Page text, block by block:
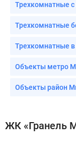
Трехкомнатные с
Трехкомнатные
Трехкомнатные
Объекты метро
Объекты район
ЖК «Гранель